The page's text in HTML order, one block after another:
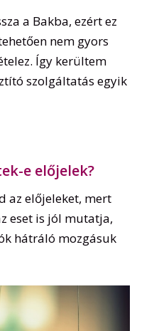
a Bakba, ezért ez
nem gyors
Így kerültem
szolgáltatás egyik
e előjelek?
az előjeleket, mert
eset is jól mutatja,
hátráló mozgásuk